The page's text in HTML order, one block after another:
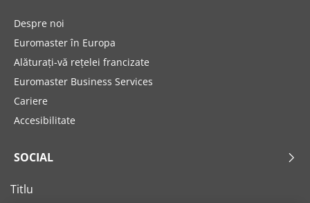
Despre noi
Euromaster în Europa
Alăturați-vă rețelei francizate
Euromaster Business Services
Cariere
Accesibilitate
SOCIAL
Titlu